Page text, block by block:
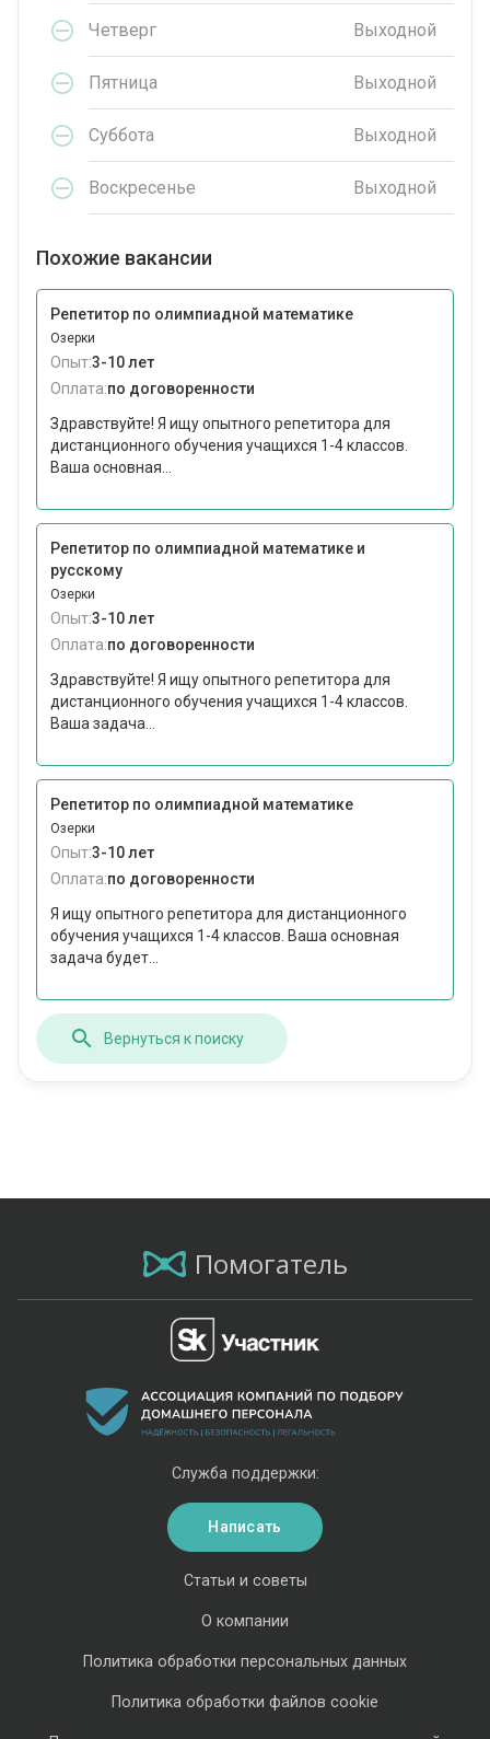
Четверг Выходной
Пятница Выходной
Суббота Выходной
Воскресенье Выходной
Похожие вакансии
Репетитор по олимпиадной математике
Озерки
Опыт:3-10 лет
Оплата:по договоренности
Здравствуйте! Я ищу опытного репетитора для
дистанционного обучения учащихся 1-4 классов.
Ваша основная...
Репетитор по олимпиадной математике и
русскому
Озерки
Опыт:3-10 лет
Оплата:по договоренности
Здравствуйте! Я ищу опытного репетитора для
дистанционного обучения учащихся 1-4 классов.
Ваша задача...
Репетитор по олимпиадной математике
Озерки
Опыт:3-10 лет
Оплата:по договоренности
Я ищу опытного репетитора для дистанционного
обучения учащихся 1-4 классов. Ваша основная
задача будет...
Вернуться к поиску
Помогатель
Статьи и советы
О компании
Политика обработки персональных данных
Политика обработки файлов cookie
Служба поддержки:
Написать